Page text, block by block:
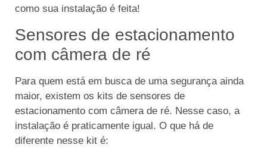
como sua instalação é feita!
Sensores de estacionamento
com câmera de ré
Para quem está em busca de uma segurança ainda
maior, existem os kits de sensores de
estacionamento com câmera de ré. Nesse caso, a
instalação é praticamente igual. O que há de
diferente nesse kit é: